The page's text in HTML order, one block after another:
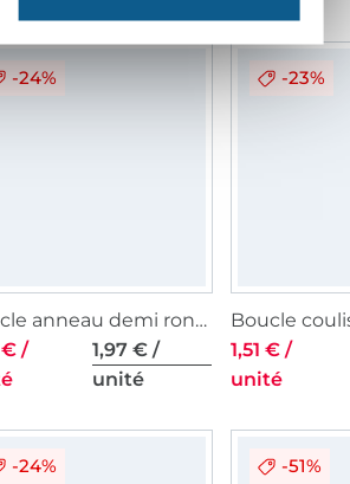
-24%
Boucle anneau demi rond en métal, 40 mm, noir mat
€ /
1,97 € /
unité
-23%
1,51 € /
unité
-24% -51%